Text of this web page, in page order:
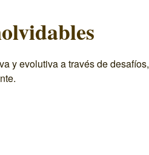
y evolutiva a través de desafíos,